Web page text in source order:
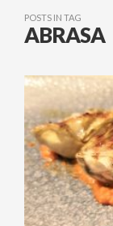
POSTS IN TAG
ABRASA